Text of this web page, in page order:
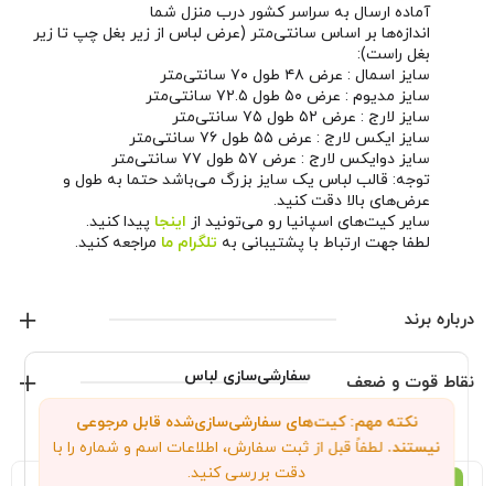
سفارشی‌سازی لباس
نکته مهم: کیت‌های سفارشی‌سازی‌شده قابل مرجوعی
نیستند. لطفاً قبل از ثبت سفارش، اطلاعات اسم و شماره را با
دقت بررسی کنید.
آماده ارسال به سراسر کشور درب منزل شما
اندازه‌ها بر اساس سانتی‌متر (عرض لباس از زیر بغل چپ تا زیر
بغل راست):
سایز اسمال : عرض ۴۸ طول ۷۰ سانتی‌متر
سایز مدیوم : عرض ۵۰ طول ۷۲.۵ سانتی‌متر
سایز لارج : عرض ۵۲ طول ۷۵ سانتی‌متر
سایز ایکس لارج : عرض ۵۵ طول ۷۶ سانتی‌متر
سایز دوایکس لارج : عرض ۵۷ طول ۷۷ سانتی‌متر
توجه: قالب لباس یک سایز بزرگ می‌باشد حتما به طول و
عرض‌های بالا دقت کنید.
سایر کیت‌های اسپانیا رو می‌تونید از اینجا پیدا کنید.
لطفا جهت ارتباط با پشتیبانی به تلگرام ما مراجعه کنید.
درباره برند
آدیداس
نمایش همه محصولات این برند
نقاط قوت و ضعف